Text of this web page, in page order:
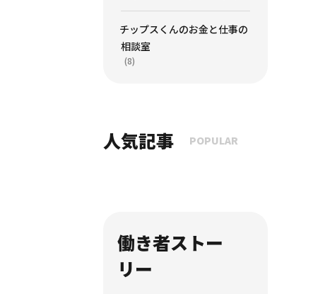
チップスくんのお金と仕事の
相談室
(8)
人気記事 POPULAR
働き者ストー
リー